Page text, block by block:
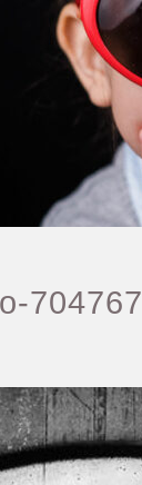
704767